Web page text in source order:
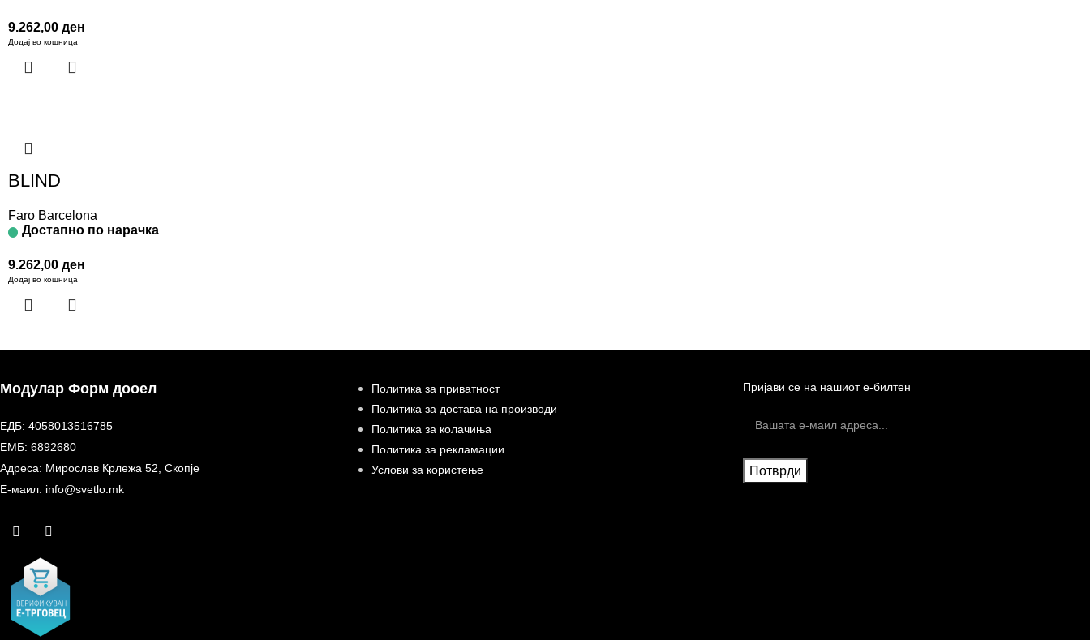
9.262,00 ден
Додај во кошница
BLIND
Faro Barcelona
Достапно по нарачка
9.262,00 ден
Додај во кошница
Модулар Форм дооел
ЕДБ: 4058013516785
ЕМБ: 6892680
Адреса: Мирослав Крлежа 52, Скопје
Е-маил: info@svetlo.mk
Политика за приватност
Политика за достава на производи
Политика за колачиња
Политика за рекламации
Услови за користење
Пријави се на нашиот е-билтен